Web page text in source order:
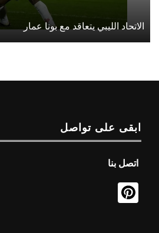
الاتحاد الليبي يتعاقد مع بونا عمار
ابقى على تواصل
اتصل بنا